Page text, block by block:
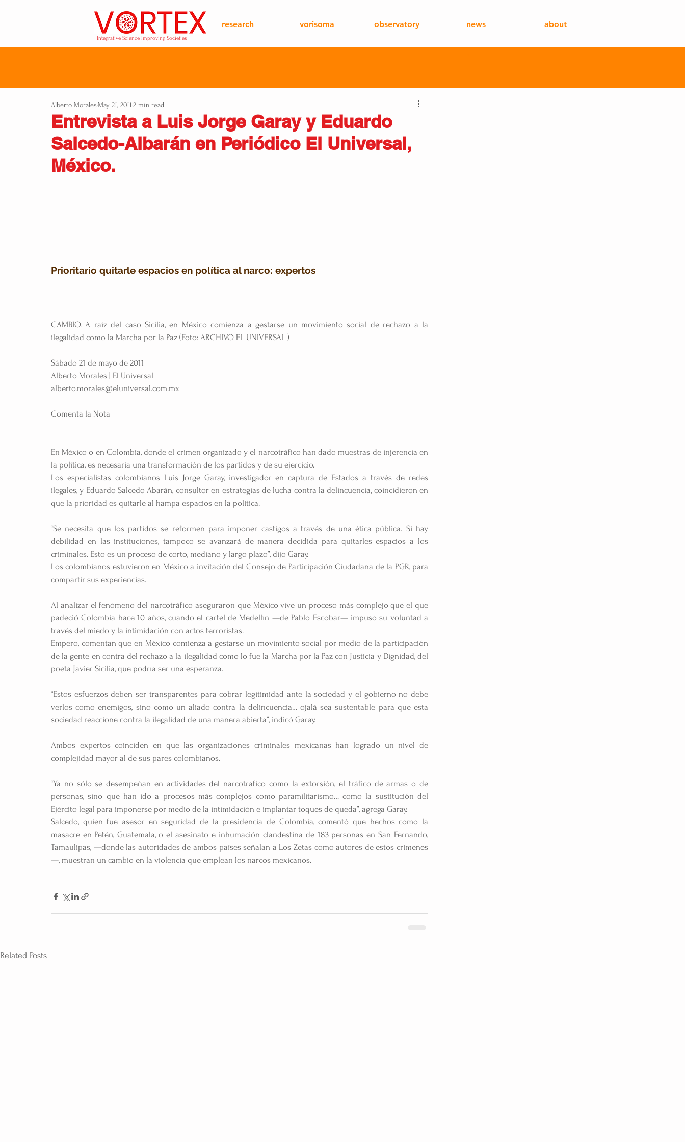
research vorisoma observatory news about
Integrative Science Improving Societies
Entrevista a Luis Jorge Garay y Eduardo
Salcedo-Albarán en Periódico El Universal,
México.
Alberto Morales May 21, 2011 2 min read
Prioritario quitarle espacios en política al narco: expertos
CAMBIO. A raíz del caso Sicilia, en México comienza a gestarse un movimiento social de rechazo a la
ilegalidad como la Marcha por la Paz (Foto: ARCHIVO EL UNIVERSAL )
Sábado 21 de mayo de 2011
Alberto Morales | El Universal
alberto.morales@eluniversal.com.mx
Comenta la Nota
En México o en Colombia, donde el crimen organizado y el narcotráfico han dado muestras de injerencia en
la política, es necesaria una transformación de los partidos y de su ejercicio.
Los especialistas colombianos Luis Jorge Garay, investigador en captura de Estados a través de redes
ilegales, y Eduardo Salcedo Abarán, consultor en estrategias de lucha contra la delincuencia, coincidieron en
que la prioridad es quitarle al hampa espacios en la política.
“Se necesita que los partidos se reformen para imponer castigos a través de una ética pública. Si hay
debilidad en las instituciones, tampoco se avanzará de manera decidida para quitarles espacios a los
criminales. Esto es un proceso de corto, mediano y largo plazo”, dijo Garay.
Los colombianos estuvieron en México a invitación del Consejo de Participación Ciudadana de la PGR, para
compartir sus experiencias.
Al analizar el fenómeno del narcotráfico aseguraron que México vive un proceso más complejo que el que
padeció Colombia hace 10 años, cuando el cártel de Medellín —de Pablo Escobar— impuso su voluntad a
través del miedo y la intimidación con actos terroristas.
Empero, comentan que en México comienza a gestarse un movimiento social por medio de la participación
de la gente en contra del rechazo a la ilegalidad como lo fue la Marcha por la Paz con Justicia y Dignidad, del
poeta Javier Sicilia, que podría ser una esperanza.
“Estos esfuerzos deben ser transparentes para cobrar legitimidad ante la sociedad y el gobierno no debe
verlos como enemigos, sino como un aliado contra la delincuencia… ojalá sea sustentable para que esta
sociedad reaccione contra la ilegalidad de una manera abierta”, indicó Garay.
Ambos expertos coinciden en que las organizaciones criminales mexicanas han logrado un nivel de
complejidad mayor al de sus pares colombianos.
“Ya no sólo se desempeñan en actividades del narcotráfico como la extorsión, el tráfico de armas o de
personas, sino que han ido a procesos más complejos como paramilitarismo… como la sustitución del
Ejército legal para imponerse por medio de la intimidación e implantar toques de queda”, agrega Garay.
Salcedo, quien fue asesor en seguridad de la presidencia de Colombia, comentó que hechos como la
masacre en Petén, Guatemala, o el asesinato e inhumación clandestina de 183 personas en San Fernando,
Tamaulipas, —donde las autoridades de ambos países señalan a Los Zetas como autores de estos crímenes
—, muestran un cambio en la violencia que emplean los narcos mexicanos.
Related Posts